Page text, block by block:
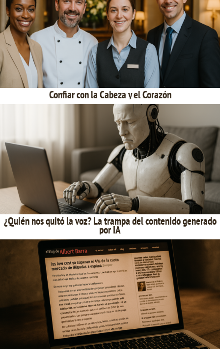
Confiar con la Cabeza y el Corazón
¿Quién nos quitó la voz? La trampa del contenido generado
por IA